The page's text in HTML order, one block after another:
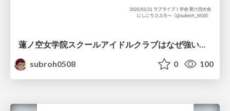
蓮ノ空女学院スクールアイドルクラブはなぜ強いのか
subroh0508
0 100